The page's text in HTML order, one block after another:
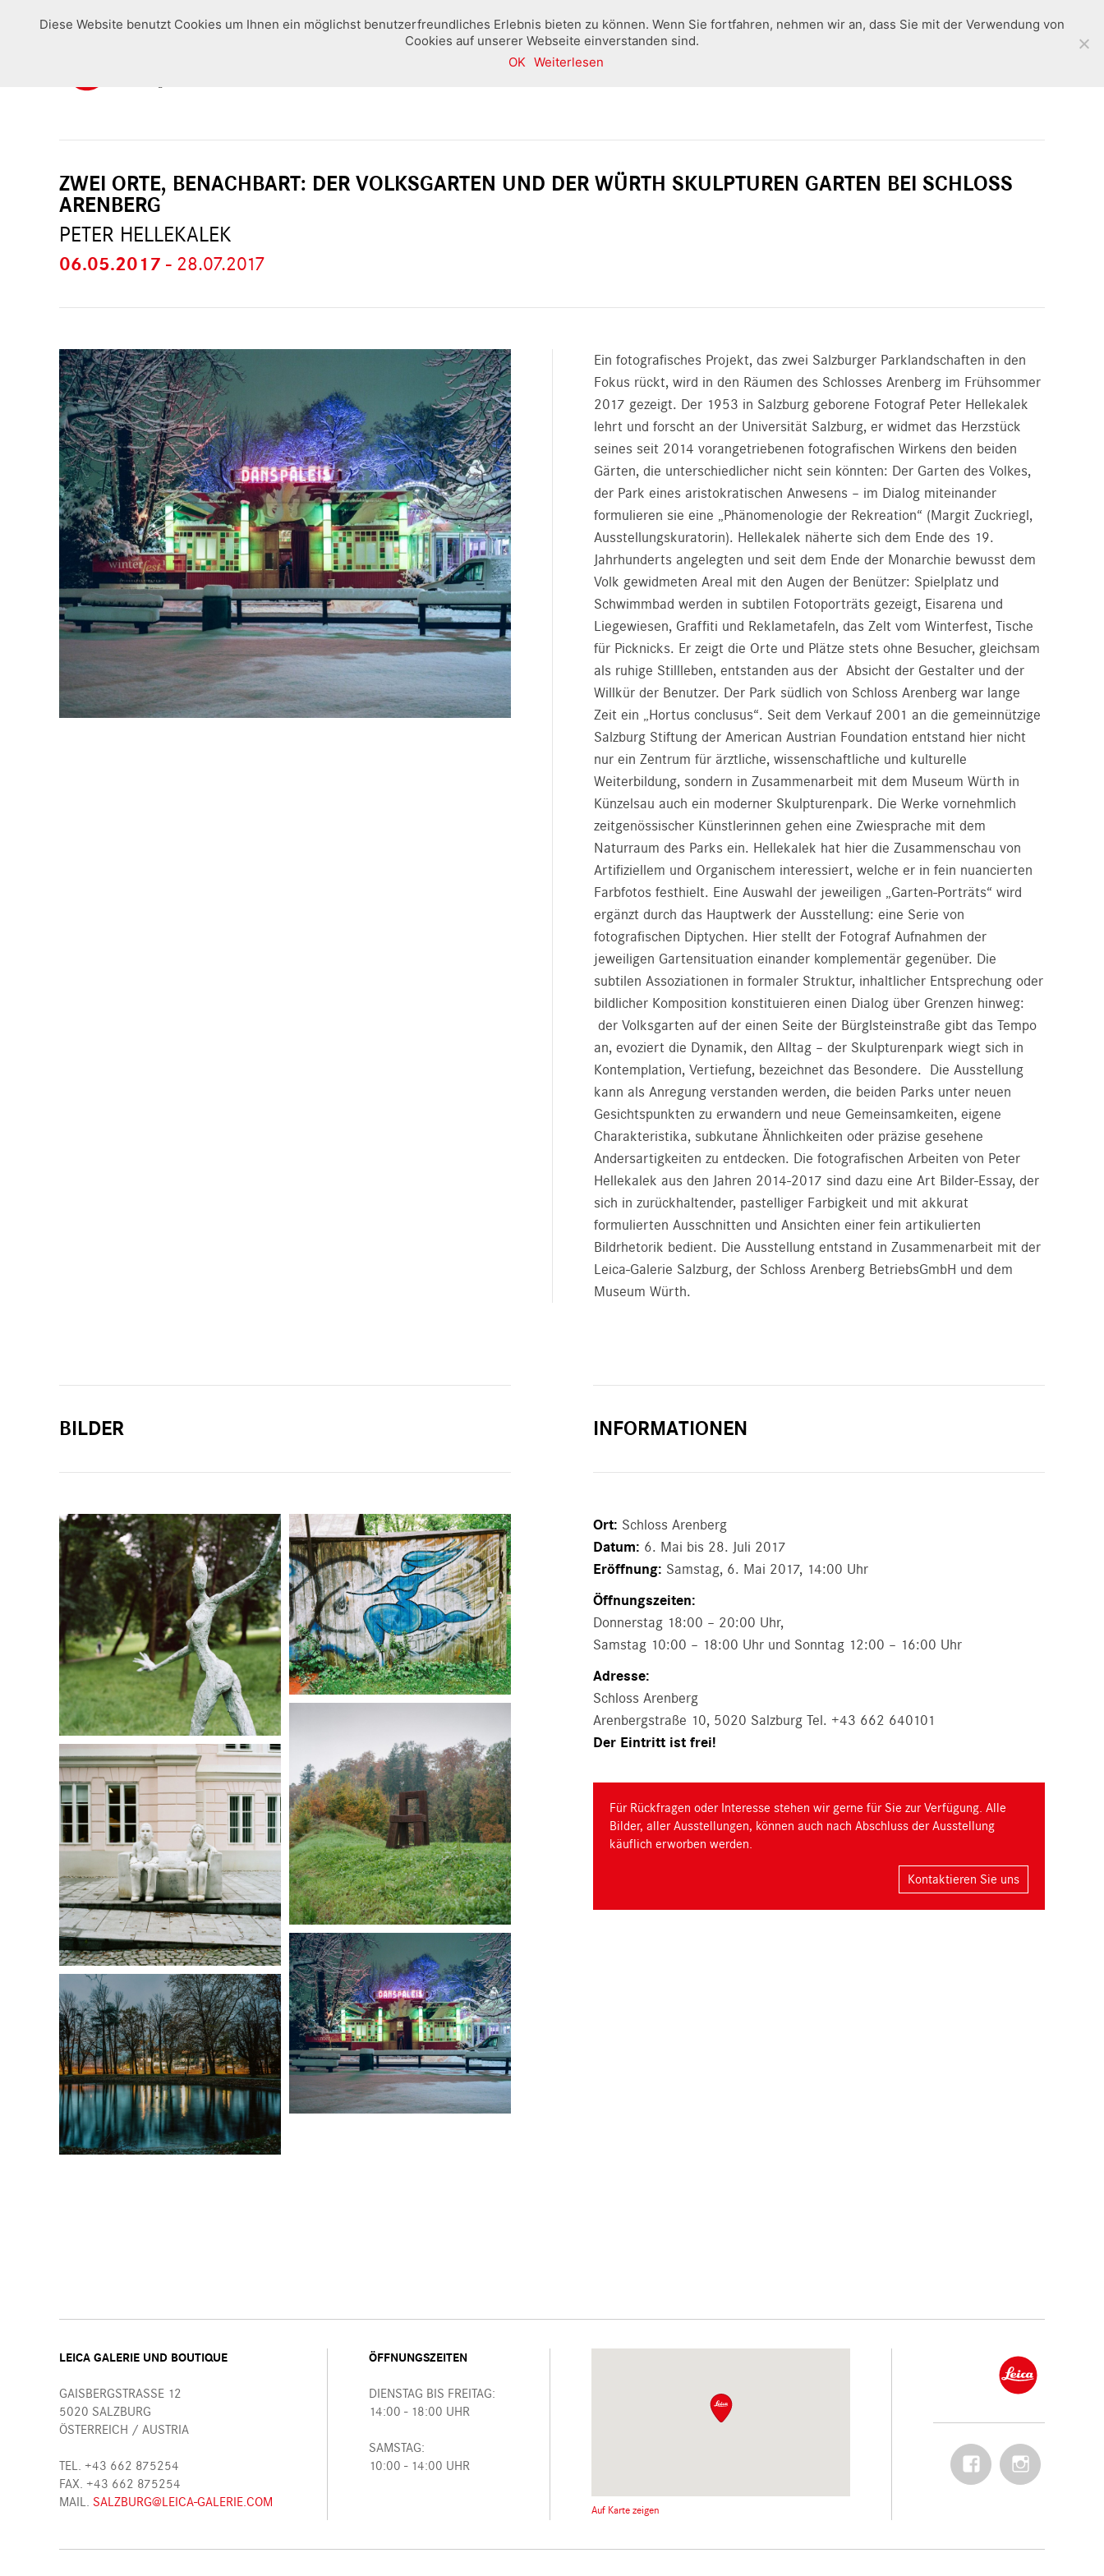
Boutique Ausstellungen und Veranstaltungen
ZWEI ORTE, BENACHBART: DER VOLKSGARTEN UND DER WÜRTH SKULPTUREN GARTEN BEI SCHLOSS
ARENBERG
PETER HELLEKALEK
06.05.2017 - 28.07.2017
Ein fotografisches Projekt, das zwei Salzburger Parklandschaften in den
Fokus rückt, wird in den Räumen des Schlosses Arenberg im Frühsommer
2017 gezeigt. Der 1953 in Salzburg geborene Fotograf Peter Hellekalek
lehrt und forscht an der Universität Salzburg, er widmet das Herzstück
seines seit 2014 vorangetriebenen fotografischen Wirkens den beiden
Gärten, die unterschiedlicher nicht sein könnten: Der Garten des Volkes,
der Park eines aristokratischen Anwesens – im Dialog miteinander
formulieren sie eine „Phänomenologie der Rekreation“ (Margit Zuckriegl,
Ausstellungskuratorin). Hellekalek näherte sich dem Ende des 19.
Jahrhunderts angelegten und seit dem Ende der Monarchie bewusst dem
Volk gewidmeten Areal mit den Augen der Benützer: Spielplatz und
Schwimmbad werden in subtilen Fotoporträts gezeigt, Eisarena und
Liegewiesen, Graffiti und Reklametafeln, das Zelt vom Winterfest, Tische
für Picknicks. Er zeigt die Orte und Plätze stets ohne Besucher, gleichsam
als ruhige Stillleben, entstanden aus der Absicht der Gestalter und der
Willkür der Benutzer. Der Park südlich von Schloss Arenberg war lange
Zeit ein „Hortus conclusus“. Seit dem Verkauf 2001 an die gemeinnützige
Salzburg Stiftung der American Austrian Foundation entstand hier nicht
nur ein Zentrum für ärztliche, wissenschaftliche und kulturelle
Weiterbildung, sondern in Zusammenarbeit mit dem Museum Würth in
Künzelsau auch ein moderner Skulpturenpark. Die Werke vornehmlich
zeitgenössischer Künstlerinnen gehen eine Zwiesprache mit dem
Naturraum des Parks ein. Hellekalek hat hier die Zusammenschau von
Artifiziellem und Organischem interessiert, welche er in fein nuancierten
Farbfotos festhielt. Eine Auswahl der jeweiligen „Garten-Porträts“ wird
ergänzt durch das Hauptwerk der Ausstellung: eine Serie von
fotografischen Diptychen. Hier stellt der Fotograf Aufnahmen der
jeweiligen Gartensituation einander komplementär gegenüber. Die
subtilen Assoziationen in formaler Struktur, inhaltlicher Entsprechung oder
bildlicher Komposition konstituieren einen Dialog über Grenzen hinweg:
der Volksgarten auf der einen Seite der Bürglsteinstraße gibt das Tempo
an, evoziert die Dynamik, den Alltag – der Skulpturenpark wiegt sich in
Kontemplation, Vertiefung, bezeichnet das Besondere. Die Ausstellung
kann als Anregung verstanden werden, die beiden Parks unter neuen
Gesichtspunkten zu erwandern und neue Gemeinsamkeiten, eigene
Charakteristika, subkutane Ähnlichkeiten oder präzise gesehene
Andersartigkeiten zu entdecken. Die fotografischen Arbeiten von Peter
Hellekalek aus den Jahren 2014-2017 sind dazu eine Art Bilder-Essay, der
sich in zurückhaltender, pastelliger Farbigkeit und mit akkurat
formulierten Ausschnitten und Ansichten einer fein artikulierten
Bildrhetorik bedient. Die Ausstellung entstand in Zusammenarbeit mit der
Leica-Galerie Salzburg, der Schloss Arenberg BetriebsGmbH und dem
Museum Würth.
BILDER INFORMATIONEN
Ort: Schloss Arenberg
Datum: 6. Mai bis 28. Juli 2017
Eröffnung: Samstag, 6. Mai 2017, 14:00 Uhr
Öffnungszeiten:
Donnerstag 18:00 – 20:00 Uhr,
Samstag 10:00 – 18:00 Uhr und Sonntag 12:00 – 16:00 Uhr
Adresse:
Schloss Arenberg
Arenbergstraße 10, 5020 Salzburg Tel. +43 662 640101
Der Eintritt ist frei!
Für Rückfragen oder Interesse stehen wir gerne für Sie zur Verfügung. Alle
Bilder, aller Ausstellungen, können auch nach Abschluss der Ausstellung
käuflich erworben werden.
Kontaktieren Sie uns
LEICA GALERIE UND BOUTIQUE
GAISBERGSTRASSE 12
5020 SALZBURG
ÖSTERREICH / AUSTRIA
TEL. +43 662 875254
FAX. +43 662 875254
MAIL. SALZBURG@LEICA-GALERIE.COM
ÖFFNUNGSZEITEN
DIENSTAG BIS FREITAG:
14:00 - 18:00 UHR
SAMSTAG:
10:00 - 14:00 UHR
Auf Karte zeigen
Facebook
Diese Website benutzt Cookies um Ihnen ein möglichst benutzerfreundliches Erlebnis bieten zu können. Wenn Sie fortfahren, nehmen wir an, dass Sie mit der Verwendung von
Cookies auf unserer Webseite einverstanden sind.
OK Weiterlesen